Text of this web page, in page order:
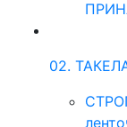
02.